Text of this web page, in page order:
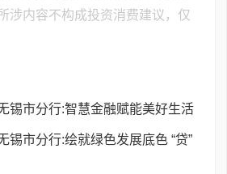
涉内容不构成投资消费建议，仅
锡市分行:智慧金融赋能美好生活
锡市分行:绘就绿色发展底色 “贷”